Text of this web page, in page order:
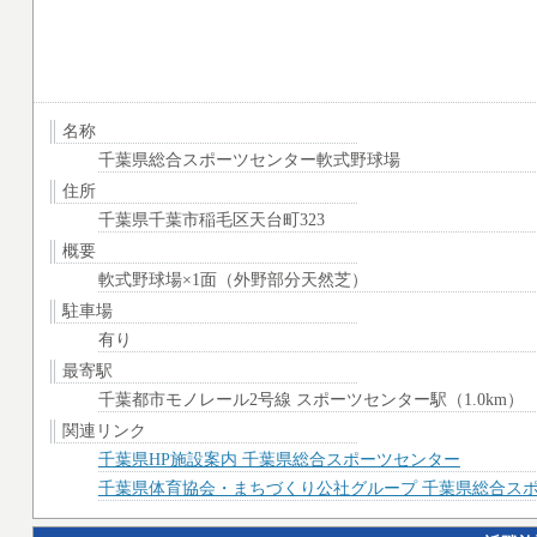
名称
千葉県総合スポーツセンター軟式野球場
住所
千葉県千葉市稲毛区天台町323
概要
軟式野球場×1面（外野部分天然芝）
駐車場
有り
最寄駅
千葉都市モノレール2号線 スポーツセンター駅（1.0km）
関連リンク
千葉県HP施設案内 千葉県総合スポーツセンター
千葉県体育協会・まちづくり公社グループ 千葉県総合ス